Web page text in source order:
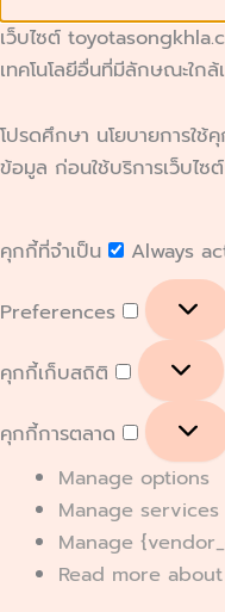
เว็บไซต์
เทคโนโลยีอื่นที่มีลักษณะใก
โปรดศึกษา นโยบายการใช้
ข้อมูล ก่อนใช้บริการเว็บไซ
คุกกี้ที่จำเป็น Always
Preferences
คุกกี้เก็บสถิติ
คุกกี้การตลาด
Manage options
Manage services
Manage
Read more